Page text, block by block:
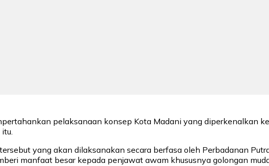
pelaksanaan konsep Kota Madani yang diperkenalkan
yang akan dilaksanakan secara berfasa oleh Perbadanan
manfaat besar kepada penjawat awam khususnya golongan